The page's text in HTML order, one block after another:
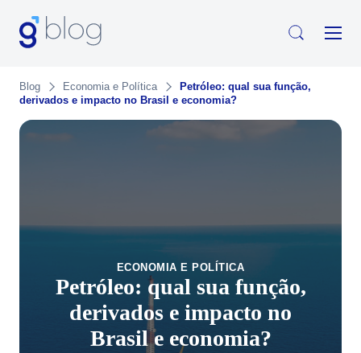
Blog Economia e Política
Petróleo: qual sua função,
derivados e impacto no Brasil e economia?
ECONOMIA E POLÍTICA
Petróleo: qual sua função,
derivados e impacto no
Brasil e economia?